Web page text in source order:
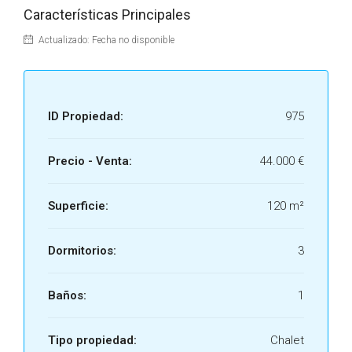
Características Principales
Actualizado: Fecha no disponible
ID Propiedad: 975
Precio - Venta: 44.000 €
Superficie: 120 m²
Dormitorios: 3
Baños: 1
Tipo propiedad: Chalet